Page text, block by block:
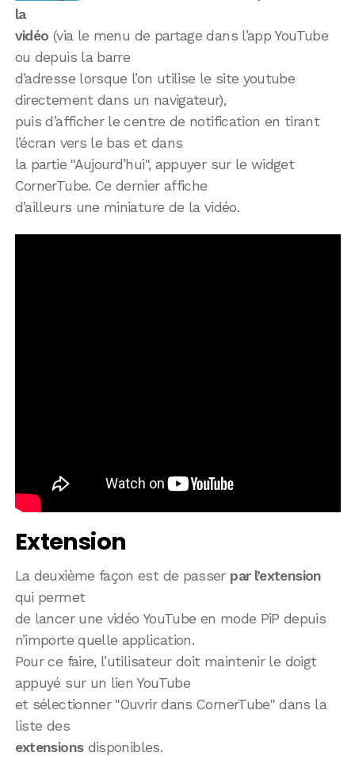
la
vidéo (via le menu de partage dans l’app YouTube
ou depuis la barre
d’adresse lorsque l’on utilise le site youtube
directement dans un navigateur),
puis d’afficher le centre de notification en tirant
l’écran vers le bas et dans
la partie "Aujourd’hui", appuyer sur le widget
CornerTube. Ce dernier affiche
d’ailleurs une miniature de la vidéo.
Extension
La deuxième façon est de passer par l’extension
qui permet
de lancer une vidéo YouTube en mode PiP depuis
n’importe quelle application.
Pour ce faire, l’utilisateur doit maintenir le doigt
appuyé sur un lien YouTube
et sélectionner "Ouvrir dans CornerTube" dans la
liste des
extensionsdisponibles.